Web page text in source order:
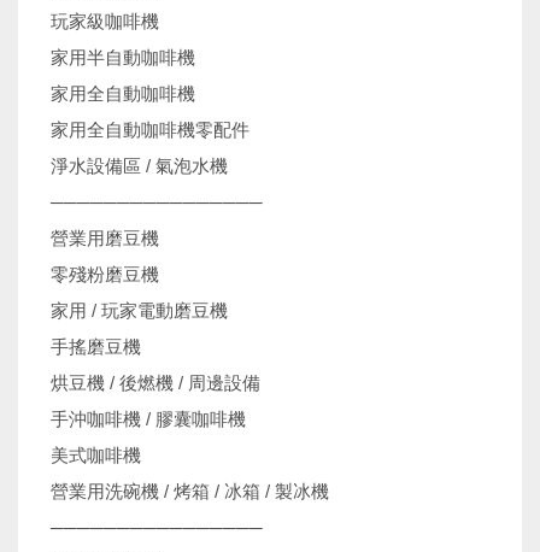
玩家級咖啡機
家用半自動咖啡機
家用全自動咖啡機
家用全自動咖啡機零配件
淨水設備區 / 氣泡水機
────────────────
營業用磨豆機
零殘粉磨豆機
家用 / 玩家電動磨豆機
手搖磨豆機
烘豆機 / 後燃機 / 周邊設備
手沖咖啡機 / 膠囊咖啡機
美式咖啡機
營業用洗碗機 / 烤箱 / 冰箱 / 製冰機
────────────────